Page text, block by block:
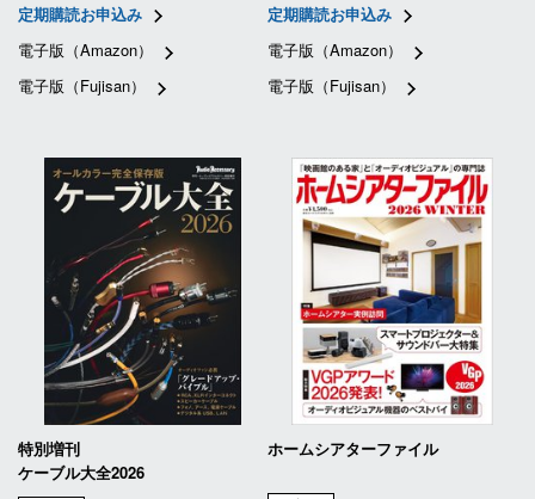
定期購読お申込み
電子版（Amazon）
電子版（Fujisan）
定期購読お申込み
電子版（Amazon）
電子版（Fujisan）
特別増刊
ケーブル大全2026
ホームシアターファイル